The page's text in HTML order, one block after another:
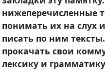
нижеперечисленные
понимать их на слух
писать по ним
прокачать свои
лексику и